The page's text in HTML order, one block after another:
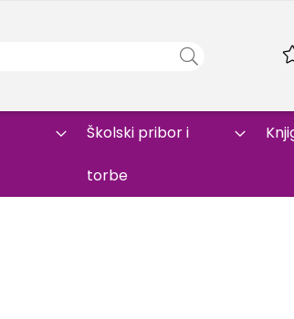
Skip
Školski pribor i
torbe